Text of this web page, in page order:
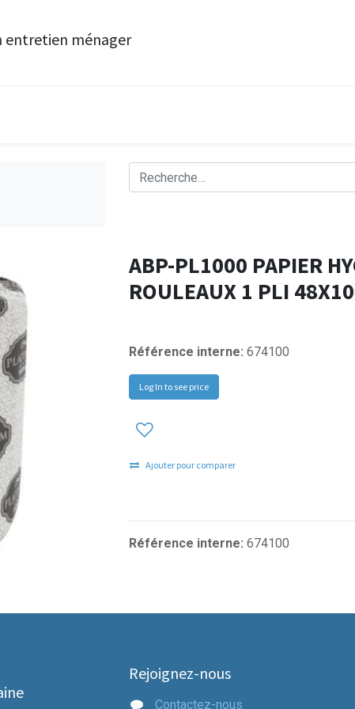
entretien ménager
ABP-PL1000 PAPIER
ROULEAUX 1 PLI
Référence interne: 674100
Log In to see price
Ajouter pour comparer
Référence interne: 674100
Rejoignez-nous
Contactez-nous